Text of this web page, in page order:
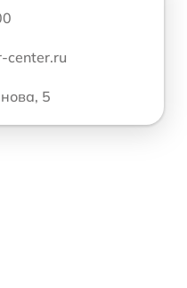
center.ru
5